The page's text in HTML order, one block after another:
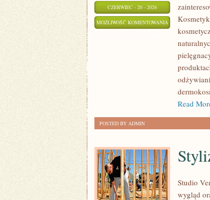
CZERWIEC - 20 - 2026
MOŻLIWOŚĆ KOMENTOWANIA PIELĘGNACJA
CIAŁA
WŁOSÓW
Read
POSTED BY ADMIN
Studio
wygląd